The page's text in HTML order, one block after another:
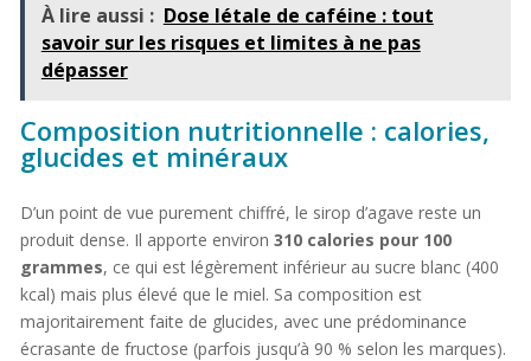
À lire aussi : Dose létale de caféine : tout
savoir sur les risques et limites à ne pas
dépasser
Composition nutritionnelle : calories,
glucides et minéraux
D’un point de vue purement chiffré, le sirop d’agave reste un
produit dense. Il apporte environ 310 calories pour 100
grammes, ce qui est légèrement inférieur au sucre blanc (400
kcal) mais plus élevé que le miel. Sa composition est
majoritairement faite de glucides, avec une prédominance
écrasante de fructose (parfois jusqu’à 90 % selon les marques).